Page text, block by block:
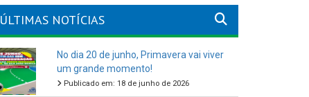
ÚLTIMAS NOTÍCIAS
No dia 20 de junho, Primavera vai viver
um grande momento!
Publicado em: 18 de junho de 2026